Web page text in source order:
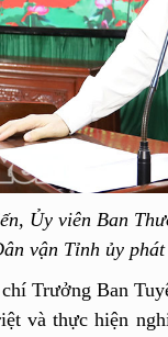
Ủy viên Ban
vận Tỉnh ủy
Trưởng Ban
và thực hiện